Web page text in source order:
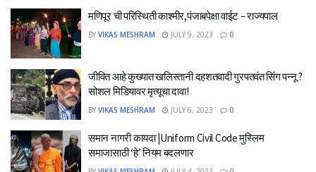
मणिपूर ची परिस्थिती काश्मीर,पंजाबपेक्षा वाईट – राज्यपाल
BY VIKAS MESHRAM JULY 9, 2023 0
जीवित आहे कुख्यात खलिस्तानी दहशतवादी गुरपतवंत सिंग पन्नू ?
सोशल मिडियावर मृत्यूचा दावा!
BY VIKAS MESHRAM JULY 6, 2023 0
समान नागरी कायदा |Uniform Civil Code मुस्लिम
समाजासाठी ‘हे’ नियम बदलणार